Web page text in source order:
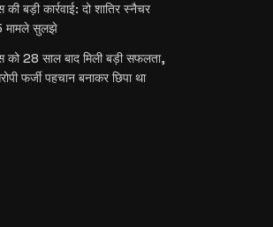
की बड़ी कार्रवाई: दो शातिर स्नैचर
मामले सुलझे
को 28 साल बाद मिली बड़ी सफलता,
फर्जी पहचान बनाकर छिपा था